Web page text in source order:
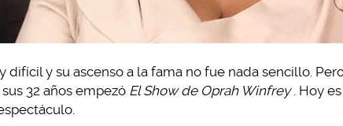
difícil y su ascenso a la fama no fue nada sencillo.
32 años empezó El Show de Oprah Winfrey . Hoy